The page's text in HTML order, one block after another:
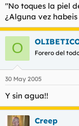
"No toques la piel
¿Alguna vez
O Forero del
30 May 2005
Y sin agua!!
Creep